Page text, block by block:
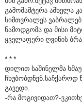
გამომაშტერა ამხელა
სიმთვრალეს
წამოდგომა და მისი
ყველაფერი ღვინის
* * *
დილით საშინელმა
გავედი.
-რა მოგივიდათ?-